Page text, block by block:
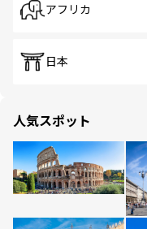
アフリカ
日本
人気スポット